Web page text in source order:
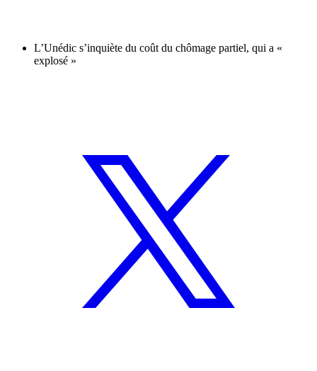
L’Unédic s’inquiète du coût du chômage partiel, qui a «
explosé »